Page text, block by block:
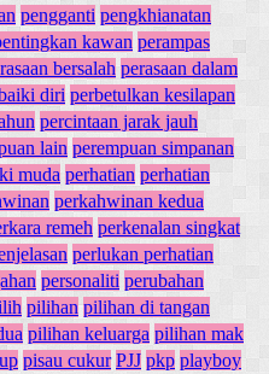
pengganti pengkhianatan
kawan perampas
bersalah perasaan dalam
diri perbetulkan kesilapan
percintaan jarak jauh
lain perempuan simpanan
muda perhatian perhatian
perkahwinan kedua
remeh perkenalan singkat
perlukan perhatian
personaliti perubahan
pilihan pilihan di tangan
pilihan keluarga pilihan mak
pisau cukur PJJ pkp playboy